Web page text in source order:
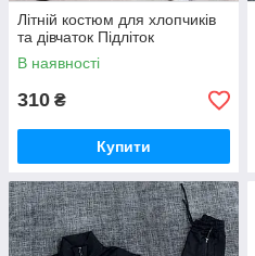
Літній костюм для хлопчиків
та дівчаток Підліток
В наявності
310 ₴
Купити